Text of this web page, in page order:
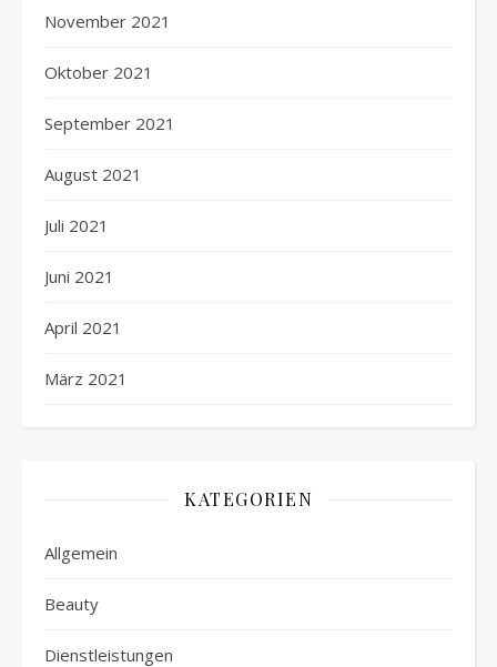
November 2021
Oktober 2021
September 2021
August 2021
Juli 2021
Juni 2021
April 2021
März 2021
KATEGORIEN
Allgemein
Beauty
Dienstleistungen